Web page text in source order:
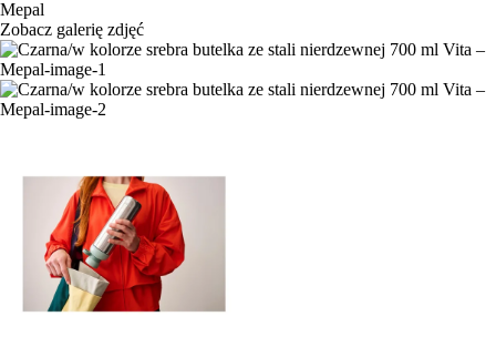
Zobacz galerię zdjęć